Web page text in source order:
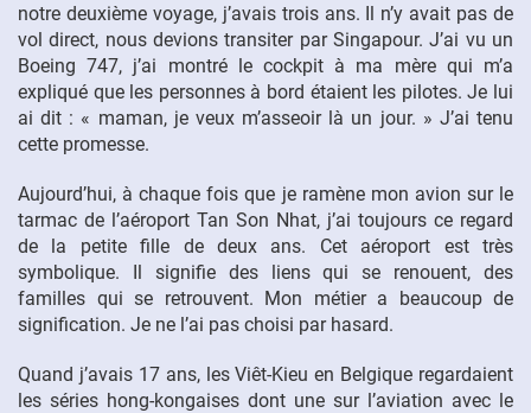
notre deuxième voyage, j’avais trois ans. Il n’y avait pas de
vol direct, nous devions transiter par Singapour. J’ai vu un
Boeing 747, j’ai montré le cockpit à ma mère qui m’a
expliqué que les personnes à bord étaient les pilotes. Je lui
ai dit : « maman, je veux m’asseoir là un jour. » J’ai tenu
cette promesse.
Aujourd’hui, à chaque fois que je ramène mon avion sur le
tarmac de l’aéroport Tan Son Nhat, j’ai toujours ce regard
de la petite fille de deux ans. Cet aéroport est très
symbolique. Il signifie des liens qui se renouent, des
familles qui se retrouvent. Mon métier a beaucoup de
signification. Je ne l’ai pas choisi par hasard.
Quand j’avais 17 ans, les Viêt-Kieu en Belgique regardaient
les séries hong-kongaises dont une sur l’aviation avec le